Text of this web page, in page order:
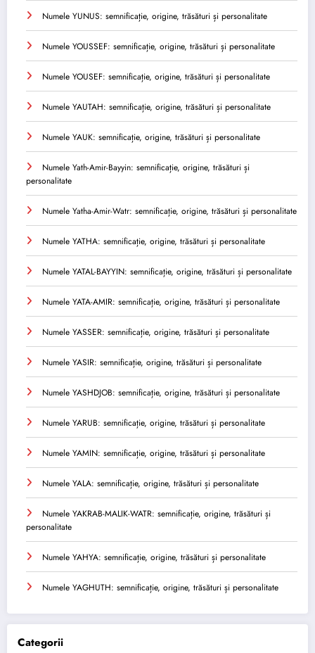
Numele YUNUS: semnificație, origine, trăsături și personalitate
Numele YOUSSEF: semnificație, origine, trăsături și personalitate
Numele YOUSEF: semnificație, origine, trăsături și personalitate
Numele YAUTAH: semnificație, origine, trăsături și personalitate
Numele YAUK: semnificație, origine, trăsături și personalitate
Numele Yath-Amir-Bayyin: semnificație, origine, trăsături și
personalitate
Numele Yatha-Amir-Watr: semnificație, origine, trăsături și personalitate
Numele YATHA: semnificație, origine, trăsături și personalitate
Numele YATAL-BAYYIN: semnificație, origine, trăsături și personalitate
Numele YATA-AMIR: semnificație, origine, trăsături și personalitate
Numele YASSER: semnificație, origine, trăsături și personalitate
Numele YASIR: semnificație, origine, trăsături și personalitate
Numele YASHDJOB: semnificație, origine, trăsături și personalitate
Numele YARUB: semnificație, origine, trăsături și personalitate
Numele YAMIN: semnificație, origine, trăsături și personalitate
Numele YALA: semnificație, origine, trăsături și personalitate
Numele YAKRAB-MALIK-WATR: semnificație, origine, trăsături și
personalitate
Numele YAHYA: semnificație, origine, trăsături și personalitate
Numele YAGHUTH: semnificație, origine, trăsături și personalitate
Categorii